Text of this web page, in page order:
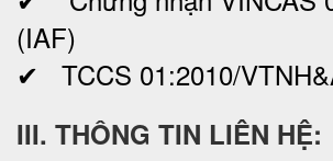
(IAF)
✔ TCCS 01:2010/
III. THÔNG TIN LIÊN HỆ: